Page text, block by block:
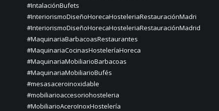
#IntalaciónBufets
#InteriorismoDiseñoHorecaHosteleriaRestauraciónMadri
#InteriorismoDiseñoHorecaHosteleriaRestauraciónMadrid
#MaquinariaBarbacoasRestaurantes
#MaquinariaCocinasHosteleríaHoreca
#MaquinariaMobiliarioBarbacoas
#MaquinariaMobiliarioBufés
#mesasaceroinoxidable
#mobiliarioaccesoriohosteleria
#MobiliarioAceroInoxHostelería